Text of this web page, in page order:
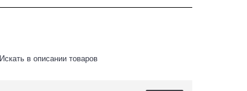
Искать в описании товаров